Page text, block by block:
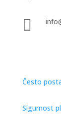

Često
Sigurnost